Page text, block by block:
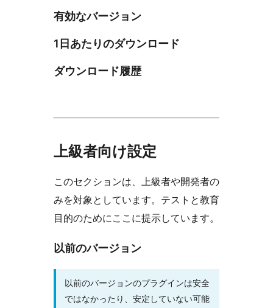
有効なバージョン
1日あたりのダウンロード
ダウンロード履歴
上級者向け設定
このセクションは、上級者や開発者の
みを対象としています。テストと教育
目的のためにここに提示しています。
以前のバージョン
以前のバージョンのプラグインは安全
ではなかったり、安定していない可能